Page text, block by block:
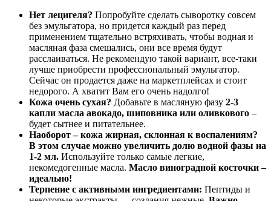
Нет лецигеля? Попробуйте сделать сыворотку совсем
без эмульгатора, но придется каждый раз перед
применением тщательно встряхивать, чтобы водная и
масляная фаза смешались, они все время будут
расслаиваться. Не рекомендую такой вариант, все-таки
лучше приобрести профессиональный эмульгатор.
Сейчас он продается даже на маркетплейсах и стоит
недорого. А хватит Вам его очень надолго!
Кожа очень сухая? Добавьте в масляную фазу 2-3
капли масла авокадо, шиповника или оливкового –
будет сытнее и питательнее.
Наоборот – кожа жирная, склонная к воспалениям?
В этом случае можно увеличить долю водной фазы на
1-2 мл. Используйте только самые легкие,
некомедогенные масла. Масло виноградной косточки –
идеально!
Терпение с активными ингредиентами: Пептиды и